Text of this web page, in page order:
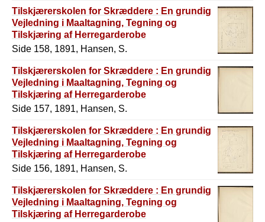
Tilskjærerskolen for Skræddere : En grundig
Vejledning i Maaltagning, Tegning og
Tilskjæring af Herregarderobe
Side 158, 1891, Hansen, S.
Tilskjærerskolen for Skræddere : En grundig
Vejledning i Maaltagning, Tegning og
Tilskjæring af Herregarderobe
Side 157, 1891, Hansen, S.
Tilskjærerskolen for Skræddere : En grundig
Vejledning i Maaltagning, Tegning og
Tilskjæring af Herregarderobe
Side 156, 1891, Hansen, S.
Tilskjærerskolen for Skræddere : En grundig
Vejledning i Maaltagning, Tegning og
Tilskjæring af Herregarderobe